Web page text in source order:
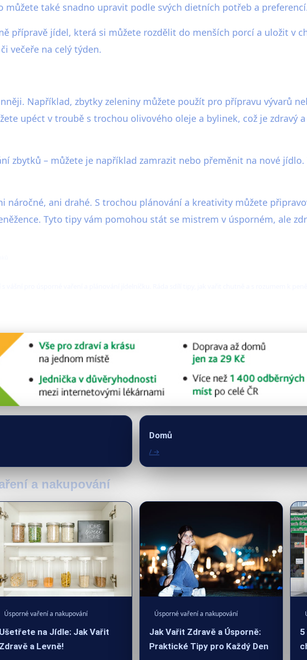
také snadno upravit podle svých dietních potřeb a
přípravě jídel, která si můžete rozdělit do menších porcí a uložit v
večeře na celý týden.
Například, zbytky zeleniny můžete použít pro přípravu vývarů
upéct v troubě s trochou olivového oleje a bylinek, což je zdravý
zbytků – můžete je například zamrazit nebo přeměnit na nové
náročné, ani drahé. S trochou plánování a kreativity můžete
Tyto tipy vám pomohou stát se mistrem v úsporném, ale
Domů
/ →
a nakupování
Úsporné vaření a nakupování
Ušetřete na Jídle: Jak Vařit
Zdravě a Levně!
Úsporné vaření a nakupování
Jak Vařit Zdravě a Úsporně:
Praktické Tipy pro Každý Den